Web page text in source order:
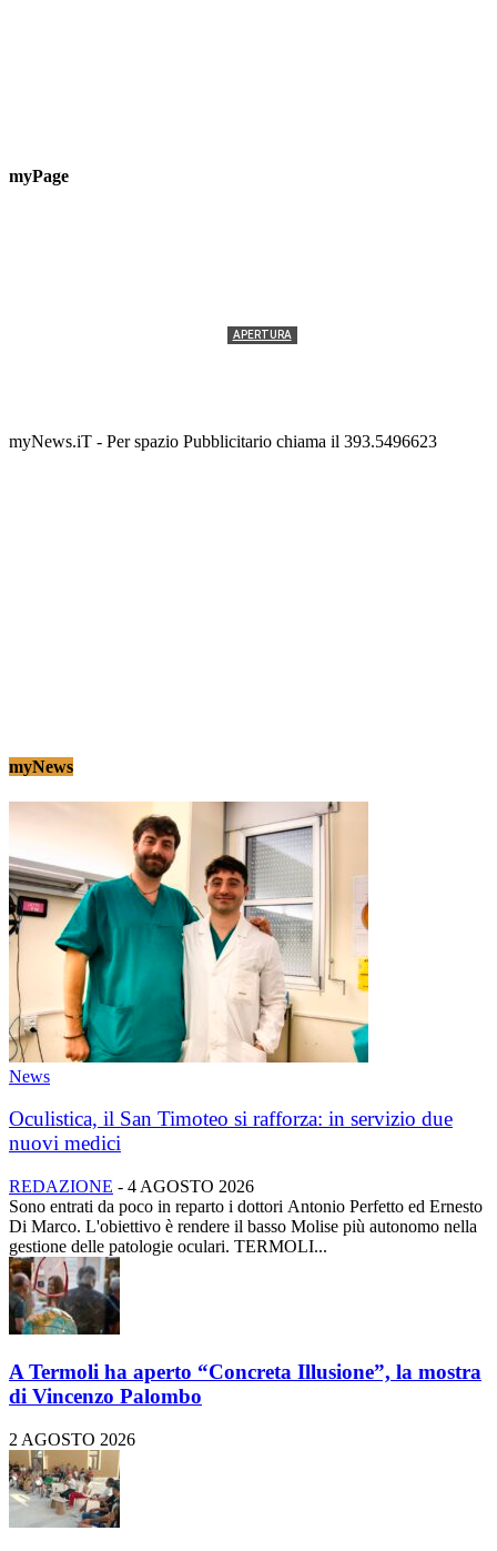
myPage
APERTURA
myNews.iT - Per spazio Pubblicitario chiama il 393.5496623
myNews
News
Oculistica, il San Timoteo si rafforza: in servizio due
nuovi medici
REDAZIONE - 4 AGOSTO 2026
Sono entrati da poco in reparto i dottori Antonio Perfetto ed Ernesto
Di Marco. L'obiettivo è rendere il basso Molise più autonomo nella
gestione delle patologie oculari. TERMOLI...
A Termoli ha aperto “Concreta Illusione”, la mostra
di Vincenzo Palombo
2 AGOSTO 2026